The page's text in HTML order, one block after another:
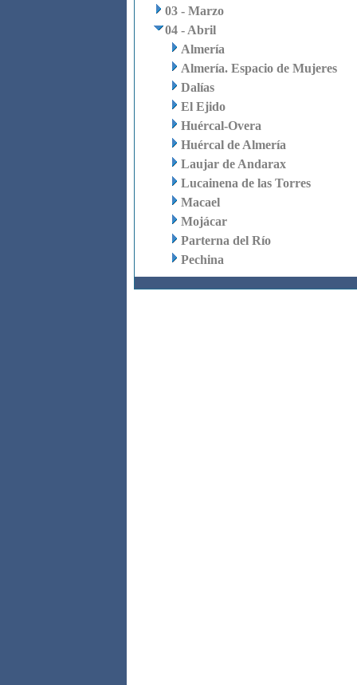
03 - Marzo
04 - Abril
Almería
Almería. Espacio de Mujeres
Dalías
El Ejido
Huércal-Overa
Huércal de Almería
Laujar de Andarax
Lucainena de las Torres
Macael
Mojácar
Parterna del Río
Pechina